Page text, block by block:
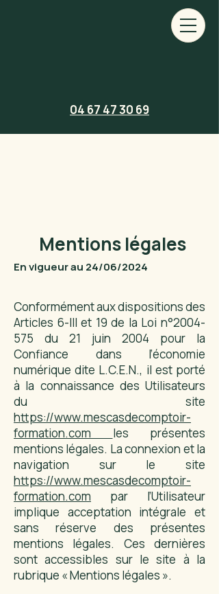
04 67 47 30 69
Mentions légales
En vigueur au 24/06/2024
Conformément aux dispositions des
Articles 6-III et 19 de la Loi n°2004-
575 du 21 juin 2004 pour la
Confiance dans l’économie
numérique dite L.C.E.N., il est porté
à la connaissance des Utilisateurs
du site
https://www.mescasdecomptoir-
formation.com les présentes
mentions légales. La connexion et la
navigation sur le site
https://www.mescasdecomptoir-
formation.com par l’Utilisateur
implique acceptation intégrale et
sans réserve des présentes
mentions légales. Ces dernières
sont accessibles sur le site à la
rubrique « Mentions légales ».